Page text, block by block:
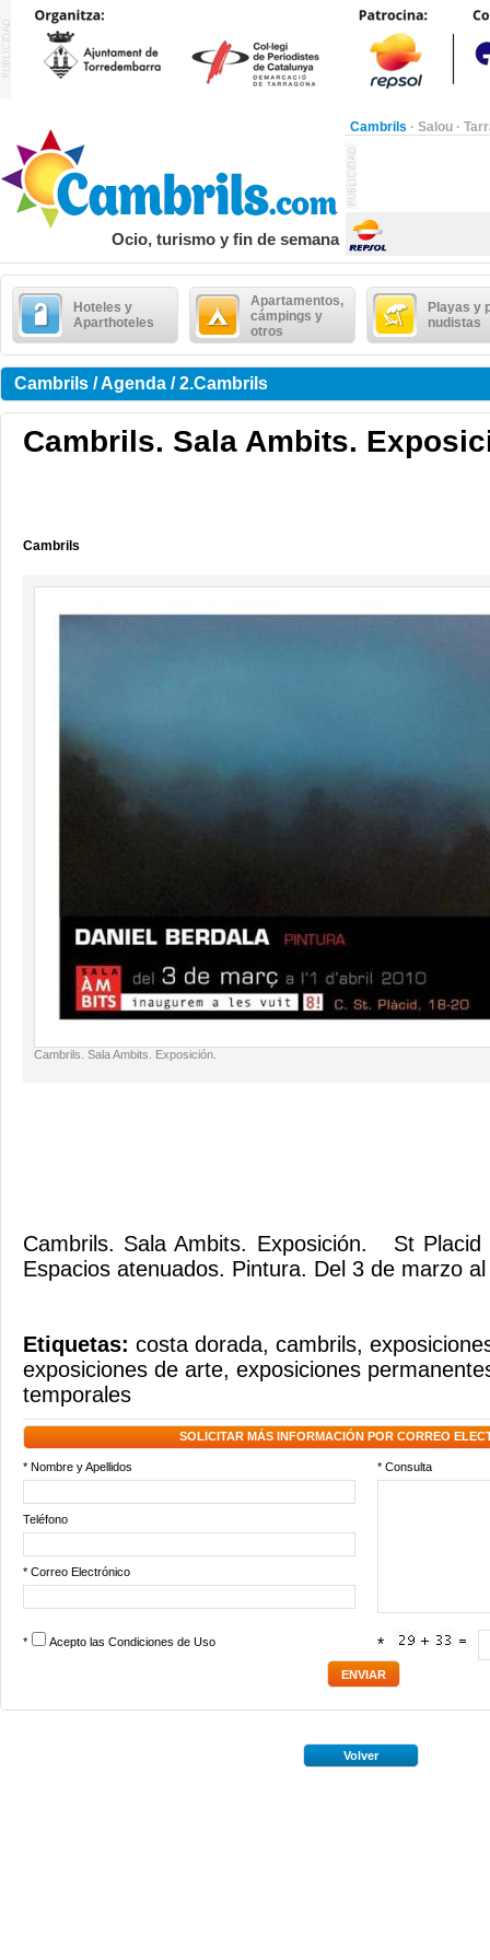
Cambrils · Salou ·
Ocio, turismo y fin de semana
Hoteles y
Aparthoteles
Apartamentos,
cámpings y
otros
Playas y
nudistas
Cambrils / Agenda / 2.Cambrils
Cambrils. Sala Ambits.
Cambrils
Cambrils. Sala Ambits. Exposición.
Cambrils. Sala Ambits. Exposición. St Placid
Espacios atenuados. Pintura. Del 3 de marzo
Etiquetas: costa dorada, cambrils,
exposiciones de arte, exposiciones
temporales
SOLICITAR MÁS INFORMACIÓN POR CORREO
* Nombre y Apellidos * Consulta
Teléfono
* Correo Electrónico
* Acepto las Condiciones de Uso *
Volver